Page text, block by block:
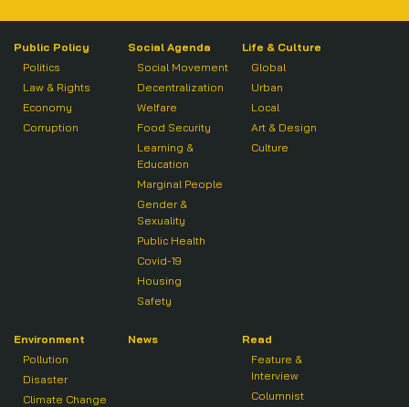
Public Policy
Politics
Law & Rights
Economy
Corruption
Social Agenda
Social Movement
Decentralization
Welfare
Food Security
Learning &
Education
Marginal People
Gender &
Sexuality
Public Health
Covid-19
Housing
Safety
Life & Culture
Global
Urban
Local
Art & Design
Culture
Environment
Pollution
Disaster
Climate Change
News
Read
Feature &
Interview
Columnist